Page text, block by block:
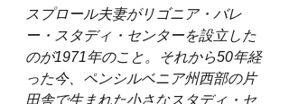
スプロール夫妻がリゴニア・バレ
ー・スタディ・センターを設立した
のが1971年のこと。それから50年経
った今、ペンシルベニア州西部の片
田舎で生まれた小さなスタディ・セ